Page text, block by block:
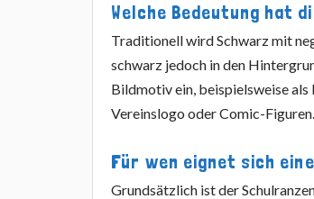
Welche Bedeutung hat
Traditionell wird Schwarz mit
schwarz jedoch in den
Bildmotiv ein, beispielsweise
Vereinslogo oder Comic-Figuren.
Für wen eignet sich
Grundsätzlich ist der